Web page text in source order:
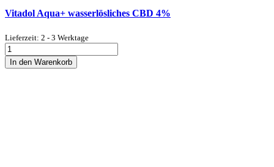
Vitadol Aqua+ wasserlösliches CBD 4%
Lieferzeit: 2 - 3 Werktage
In den Warenkorb